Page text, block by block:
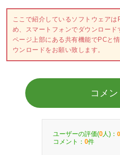
ここで紹介しているソフトウェア
め、スマートフォンでダウンロード
ページ上部にある共有機能でPCと
ウンロードをお願い致します。
コメン
ユーザーの評価(0 人)： 0
コメント： 0件